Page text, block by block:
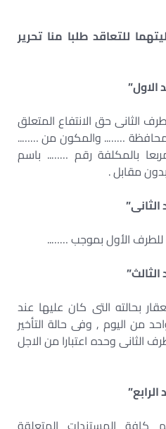
للتعاقد طلبا منا تحرير
الاول”
الثانى حق الانتفاع المتعلق
…….. والمكون من ……..
بالمكلفة رقم …….. باسم
مقابل .
الثانى”
للطرف الأول بموجب ……..
الثالث”
بحالته التى كان عليها عند
من اليوم , وفى حالة التأخير
الثانى وحده اعتبارا من الاجل
الرابع”